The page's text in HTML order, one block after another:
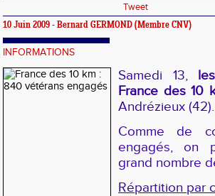
Tweet
10 Juin 2009 - Bernard GERMOND (Membre CNV)
INFORMATIONS
Samedi 13,
France des 10
Andrézieux (42).
Comme de
engagés, on
grand nombre
Répartition par